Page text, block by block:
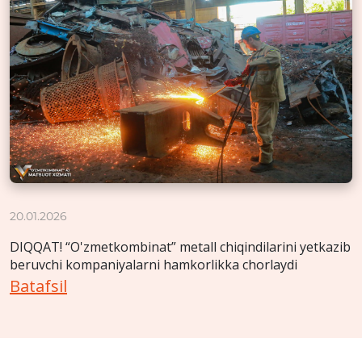
20.01.2026
DIQQAT! “O'zmetkombinat” metall chiqindilarini yetkazib
beruvchi kompaniyalarni hamkorlikka chorlaydi
Batafsil